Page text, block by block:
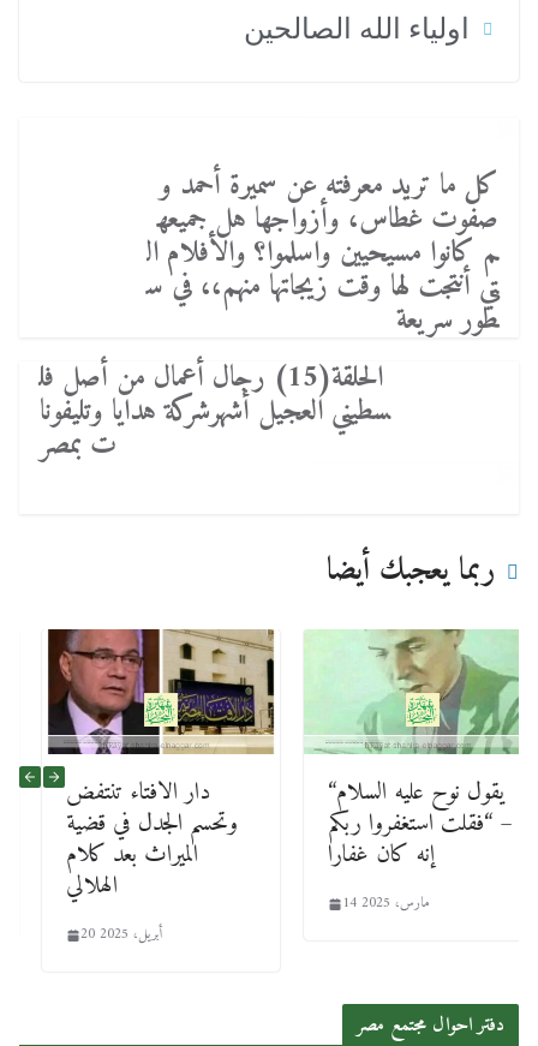
اولياء الله الصالحين
كل ما تريد معرفته عن سميرة أحمد و
صفوت غطاس، وأزواجها هل جميعه
م كانوا مسيحيين واسلموا؟ والأفلام ال
تي أنتجت لها وقت زيجاتها منهم،، في س
طور سريعة
الحلقة(15) رجال أعمال من أصل فل
سطيني العجيل أشهرشركة هدايا وتليفونا
ت بمصر
ربما يعجبك أيضا
دار الافتاء تنتفض
وتحسم الجدل في قضية
الميراث بعد كلام
الهلالي
20 أبريل، 2025
– “فقلت استغفروا ربكم
إنه كان غفارا
14 مارس، 2025
دفتر احوال مجتمع مصر